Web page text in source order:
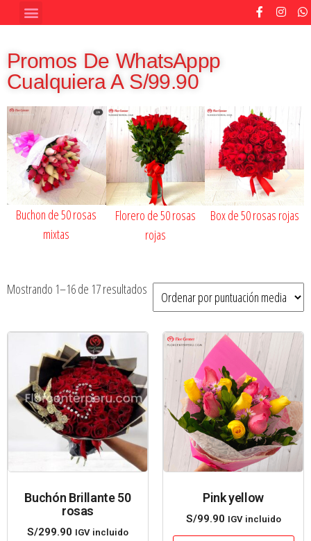
Promos De WhatsAppp
Cualquiera A S/99.90
Buchon de 50 rosas
mixtas
Florero de 50 rosas
rojas
Box de 50 rosas rojas
Mostrando 1–16 de 17 resultados
Buchón Brillante 50
rosas
S/299.90 IGV incluido
Pink yellow
S/99.90 IGV incluido